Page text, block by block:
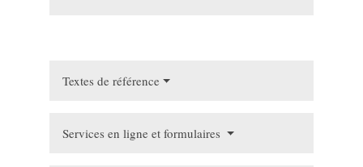
Textes de référence
Services en ligne et formulaires